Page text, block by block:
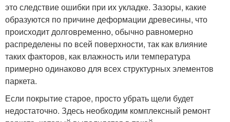
это следствие ошибки при их укладке. Зазоры, какие
образуются по причине деформации древесины, что
происходит долговременно, обычно равномерно
распределены по всей поверхности, так как влияние
таких факторов, как влажность или температура
примерно одинаково для всех структурных элементов
паркета.
Если покрытие старое, просто убрать щели будет
недостаточно. Здесь необходим комплексный ремонт